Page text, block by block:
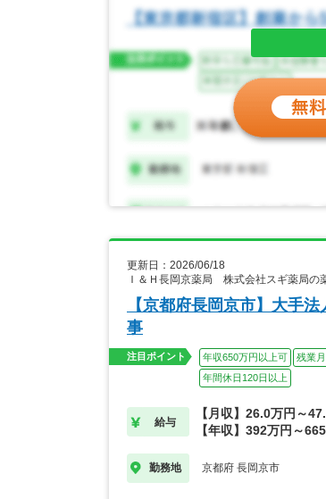
更新日：2026/06/18
Ｉ＆Ｈ長岡京薬局 株式会社スギ薬局の
【京都府長岡京市】大手
事
注目ポイント 年収650万円以上可 残業
年間休日120日以上
給与
【月収】26.0万円～
【年収】392万円～
勤務地 京都府 長岡京市